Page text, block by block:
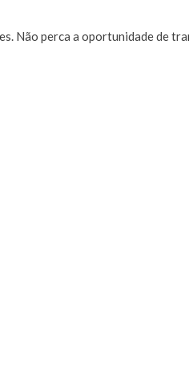
Não perca a oportunidade de